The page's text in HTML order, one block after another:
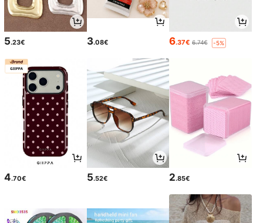
5.23€ 3.08€ 6.37€ 6.74€ -5%
4.70€ 5.52€ 2.85€